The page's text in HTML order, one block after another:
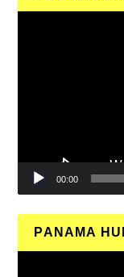
00:00
PANAMA